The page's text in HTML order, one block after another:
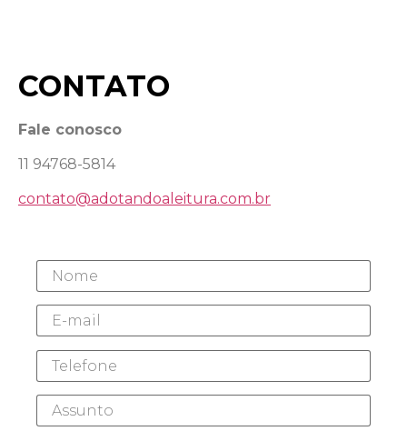
CONTATO
Fale conosco
11 94768-5814
contato@adotandoaleitura.com.br